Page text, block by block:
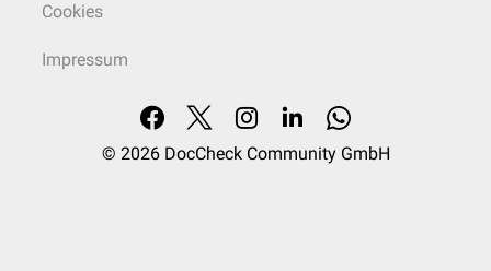
Cookies
Impressum
© 2026 DocCheck Community GmbH